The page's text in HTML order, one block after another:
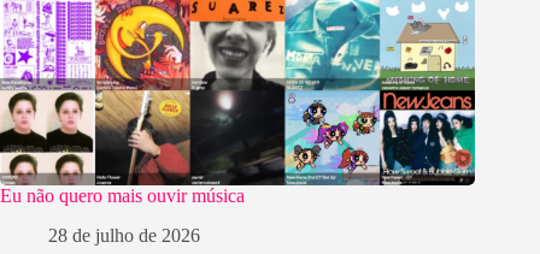
Eu não quero mais ouvir música
28 de julho de 2026